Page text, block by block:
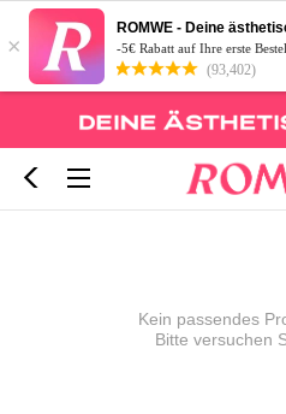
×
ROMWE - Deine
-5€ Rabatt auf Ihre erste
(93,402)
Kein passendes
Bitte versuchen